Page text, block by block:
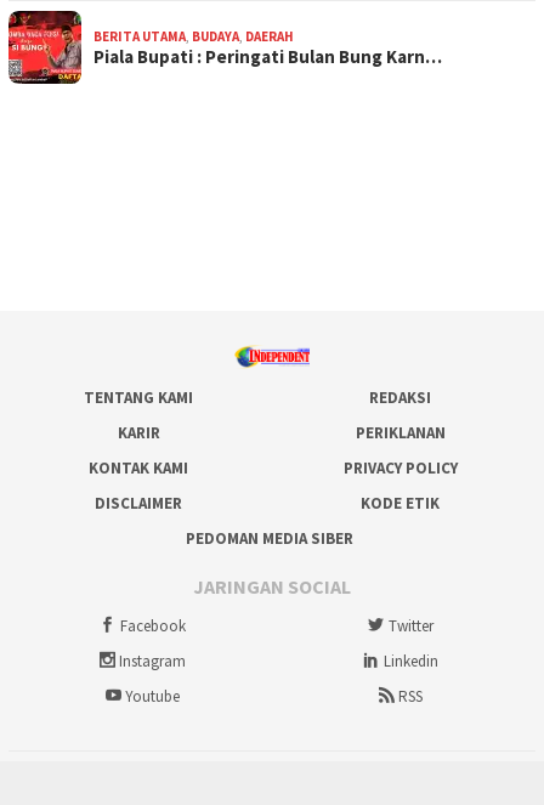
BERITA UTAMA BUDAYA DAERAH
Piala Bupati : Peringati Bulan Bung Karn…
TENTANG KAMI
REDAKSI
KARIR
PERIKLANAN
KONTAK KAMI
PRIVACY POLICY
DISCLAIMER
KODE ETIK
PEDOMAN MEDIA SIBER
JARINGAN SOCIAL
Facebook
Twitter
Instagram
Linkedin
Youtube
RSS